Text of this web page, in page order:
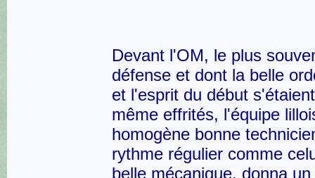
Devant l'OM, le plus
défense et dont la belle
et l'esprit du début
même effrités, l'équipe
homogène bonne
rythme régulier comme
belle mécanique, donna